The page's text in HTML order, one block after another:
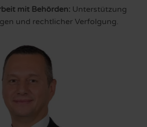
mit Behörden: Unterstützung
und rechtlicher Verfolgung.